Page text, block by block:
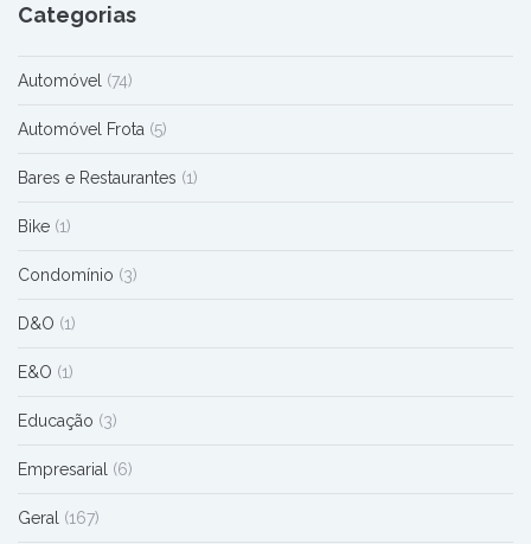
Categorias
Automóvel (74)
Automóvel Frota (5)
Bares e Restaurantes (1)
Bike (1)
Condomínio (3)
D&O (1)
E&O (1)
Educação (3)
Empresarial (6)
Geral (167)